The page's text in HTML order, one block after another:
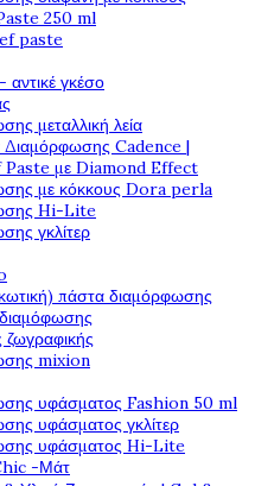
250 ml
paste
γκέσο
μεταλλική λεία
Cadence |
Paste με Diamond Effect
με κόκκους Dora perla
Hi-Lite
γκλίτερ
πάστα διαμόρφωσης
ζωγραφικής
mixion
υφάσματος Fashion 50 ml
υφάσματος γκλίτερ
υφάσματος Hi-Lite
-Μάτ